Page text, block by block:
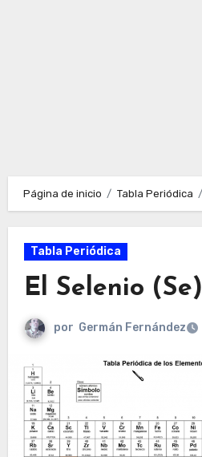
Página de inicio Tabla Periódica
Tabla Periódica
El Selenio (Se)
por Germán Fernández